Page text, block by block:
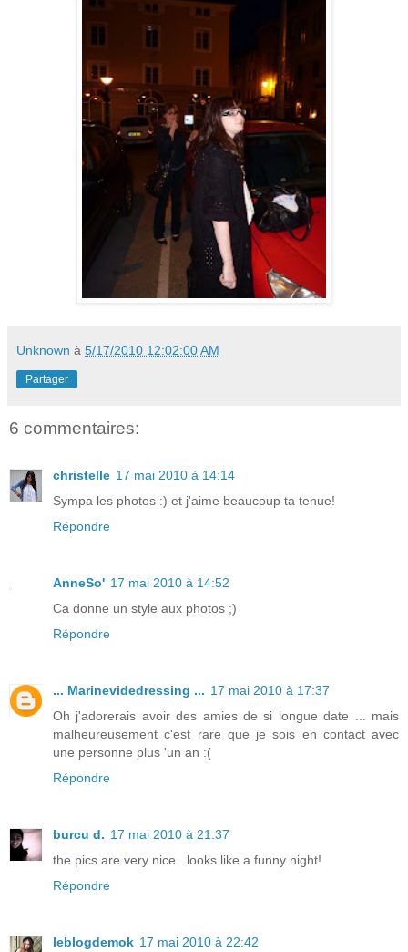
Unknown à 5/17/2010 12:02:00 AM
Partager
6 commentaires:
christelle 17 mai 2010 à 14:14
Sympa les photos :) et j'aime beaucoup ta tenue!
Répondre
AnneSo' 17 mai 2010 à 14:52
Ca donne un style aux photos ;)
Répondre
... Marinevidedressing ... 17 mai 2010 à 17:37
Oh j'adorerais avoir des amies de si longue date ... mais
malheureusement c'est rare que je sois en contact avec
une personne plus 'un an :(
Répondre
burcu d. 17 mai 2010 à 21:37
the pics are very nice...looks like a funny night!
Répondre
leblogdemok 17 mai 2010 à 22:42